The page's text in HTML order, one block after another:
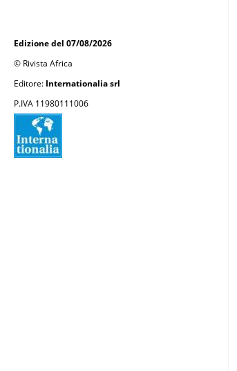
Edizione del 07/08/2026
© Rivista Africa
Editore: Internationalia srl
P.IVA 11980111006